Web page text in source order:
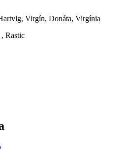
Virgín, Donáta, Virgínia
, Rastic